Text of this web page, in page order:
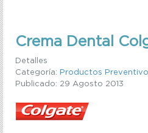
Crema Dental
Detalles
Categoría: Productos
Publicado: 29 Agosto 2013